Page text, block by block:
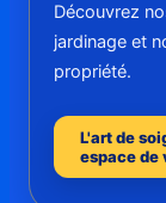
Découvrez
jardinage et
propriété.
L'art de
espace de